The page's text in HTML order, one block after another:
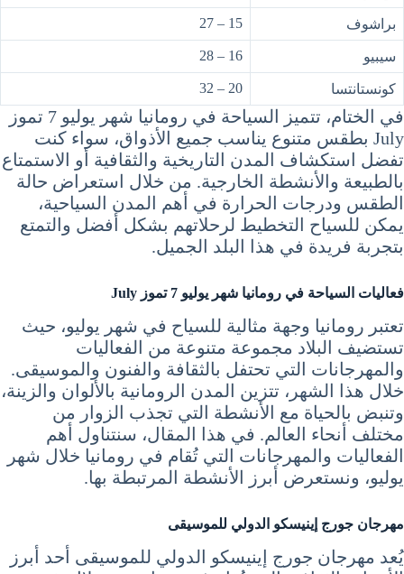
براشوف 15 – 27
سيبيو 16 – 28
كونستانتسا 20 – 32
في الختام، تتميز السياحة في رومانيا شهر يوليو 7 تموز
July بطقس متنوع يناسب جميع الأذواق، سواء كنت
تفضل استكشاف المدن التاريخية والثقافية أو الاستمتاع
بالطبيعة والأنشطة الخارجية. من خلال استعراض حالة
الطقس ودرجات الحرارة في أهم المدن السياحية،
يمكن للسياح التخطيط لرحلاتهم بشكل أفضل والتمتع
بتجربة فريدة في هذا البلد الجميل.
فعاليات السياحة في رومانيا شهر يوليو 7 تموز July
تعتبر رومانيا وجهة مثالية للسياح في شهر يوليو، حيث
تستضيف البلاد مجموعة متنوعة من الفعاليات
والمهرجانات التي تحتفل بالثقافة والفنون والموسيقى.
خلال هذا الشهر، تتزين المدن الرومانية بالألوان والزينة،
وتنبض بالحياة مع الأنشطة التي تجذب الزوار من
مختلف أنحاء العالم. في هذا المقال، سنتناول أهم
الفعاليات والمهرجانات التي تُقام في رومانيا خلال شهر
يوليو، ونستعرض أبرز الأنشطة المرتبطة بها.
مهرجان جورج إينيسكو الدولي للموسيقى
يُعد مهرجان جورج إينيسكو الدولي للموسيقى أحد أبرز